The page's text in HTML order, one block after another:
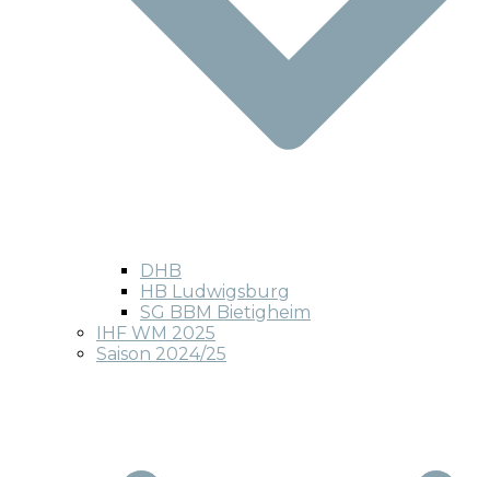
DHB
HB Ludwigsburg
SG BBM Bietigheim
IHF WM 2025
Saison 2024/25